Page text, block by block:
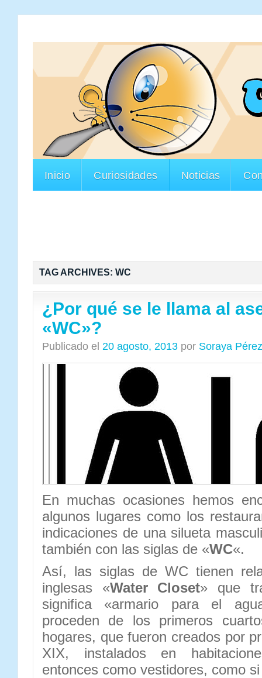
Inicio Curiosidades Noticias
TAG ARCHIVES: WC
¿Por qué se le llama al
«WC»?
Publicado el 20 agosto, 2013 por Soraya Pérez
En muchas ocasiones hemos
algunos lugares como los
indicaciones de una silueta
también con las siglas de «WC«.
Así, las siglas de WC tienen
inglesas «Water Closet» que
significa «armario para el
proceden de los primeros
hogares, que fueron creados por
XIX, instalados en
entonces como vestidores, como